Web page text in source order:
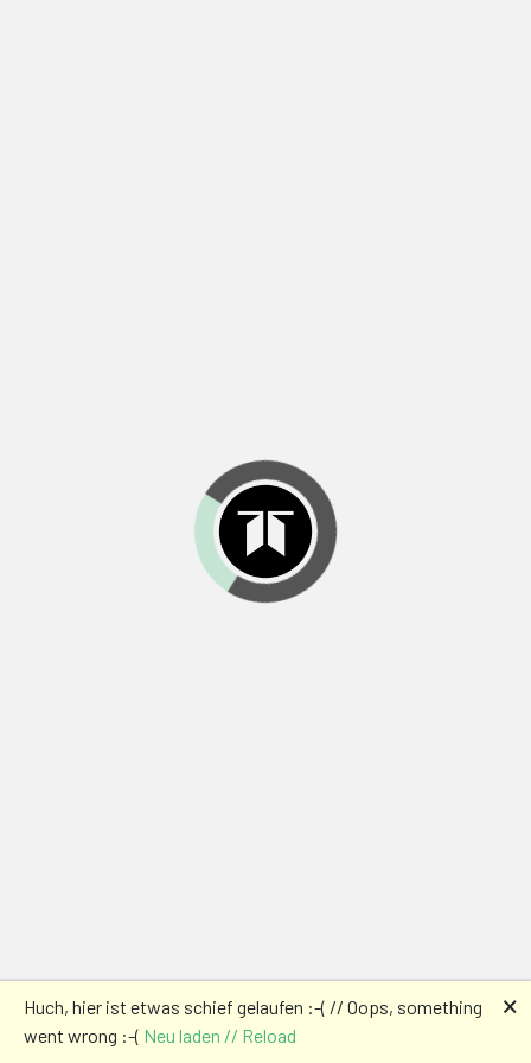
Huch, hier ist etwas schief gelaufen :-( // Oops, something
went wrong :-( Neu laden // Reload
🗙